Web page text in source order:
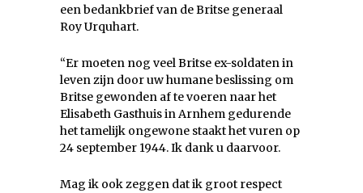
een bedankbrief van de Britse generaal
Roy Urquhart.
“Er moeten nog veel Britse ex-soldaten in
leven zijn door uw humane beslissing om
Britse gewonden af te voeren naar het
Elisabeth Gasthuis in Arnhem gedurende
het tamelijk ongewone staakt het vuren op
24 september 1944. Ik dank u daarvoor.
Mag ik ook zeggen dat ik groot respect